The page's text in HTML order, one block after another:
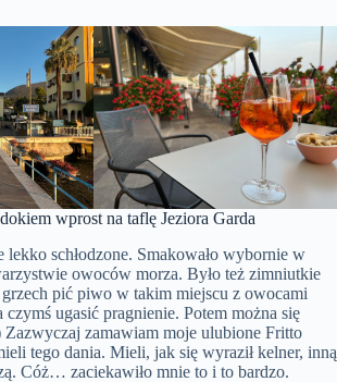
wprost na taflę Jeziora Garda
lekko schłodzone. Smakowało wybornie w
owoców morza. Było też zimniutkie
pić piwo w takim miejscu z owocami
ugasić pragnienie. Potem można się
zamawiam moje ulubione Fritto
tego dania. Mieli, jak się wyraził kelner, inną
Cóż… zaciekawiło mnie to i to bardzo.